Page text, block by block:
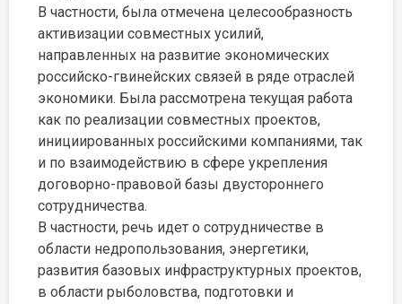
В частности, была отмечена целесообразность
активизации совместных усилий,
направленных на развитие экономических
российско-гвинейских связей в ряде отраслей
экономики. Была рассмотрена текущая работа
как по реализации совместных проектов,
инициированных российскими компаниями, так
и по взаимодействию в сфере укрепления
договорно-правовой базы двустороннего
сотрудничества.
В частности, речь идет о сотрудничестве в
области недропользования, энергетики,
развития базовых инфраструктурных проектов,
в области рыболовства, подготовки и